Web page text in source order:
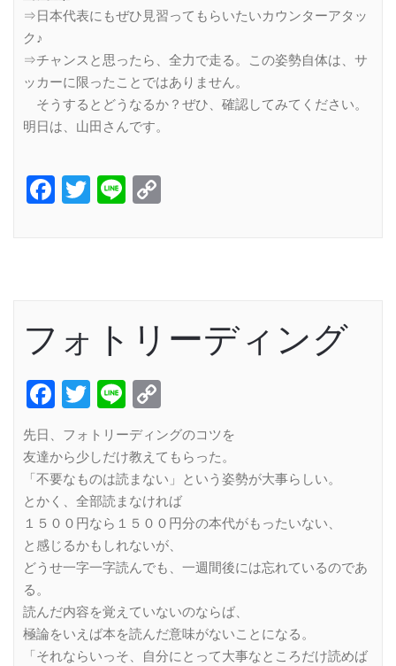
⇒日本代表にもぜひ見習ってもらいたいカウンターアタッ
ク♪
⇒チャンスと思ったら、全力で走る。この姿勢自体は、サ
ッカーに限ったことではありません。
そうするとどうなるか？ぜひ、確認してみてください。
明日は、山田さんです。
Facebook
Twitter
Line
フォトリーディング
Facebook
Twitter
Line
Link
先日、フォトリーディングのコツを
友達から少しだけ教えてもらった。
「不要なものは読まない」という姿勢が大事らしい。
とかく、全部読まなければ
１５００円なら１５００円分の本代がもったいない、
と感じるかもしれないが、
どうせ一字一字読んでも、一週間後には忘れているのであ
る。
読んだ内容を覚えていないのならば、
極論をいえば本を読んだ意味がないことになる。
「それならいっそ、自分にとって大事なところだけ読めば